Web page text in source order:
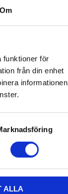
Om
funktioner för
från din enhet
informationen
ALLA